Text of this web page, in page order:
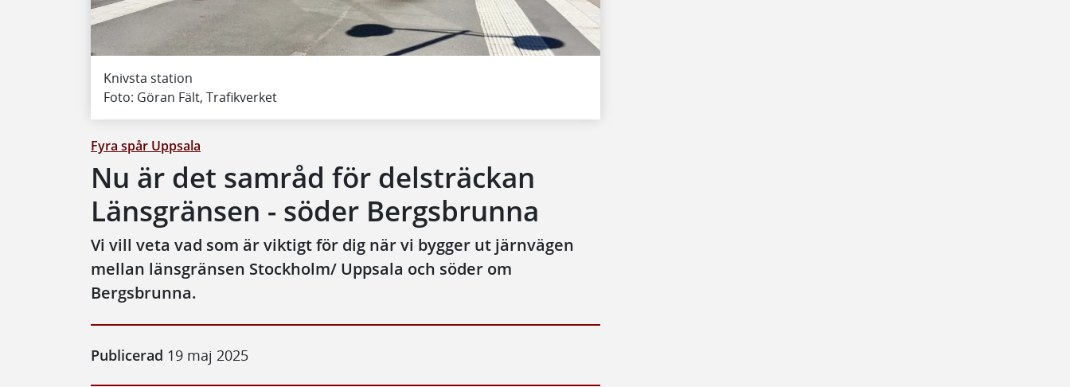
Knivsta station
Foto: Göran Fält, Trafikverket
Fyra spår Uppsala
Nu är det samråd för delsträckan
Länsgränsen - söder Bergsbrunna
Vi vill veta vad som är viktigt för dig när vi bygger ut järnvägen
mellan länsgränsen Stockholm/ Uppsala och söder om
Bergsbrunna.
Publicerad 19 maj 2025